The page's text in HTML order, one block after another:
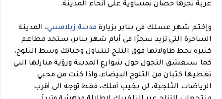
عربة تجرها حصان نمساوية على أنحاء المدينة.
وإختم شهر عسلك في يناير بزيارة مدينة زيلامسي، المدينة
الساحرة التي تزيد سحرًا في أيام شهر يناير، ستجد مطاعم
كثيرة تحط طاولاتها فوق الثلج لتتناول وجباتك وسط الثلوج،
كما ستعشق التجول حول شوارع المدينة ورؤية منازلها التي
تغطيها كثبان من الثلوج البيضاء، واذا كنت من محبي
الرياضات الثلجية، لن يخيب أملك، فقط توجه الى أقرب